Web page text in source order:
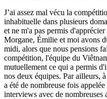
J’ai assez mal vécu la
inhabituelle dans plusieurs
et ne m'a pas permis
Morgane, Émilie et moi avons
midi, alors que nous pensions
compétition, l'équipe du
mutuellement ce qui a permis
nos deux équipes. Par ailleurs,
a été de nombreuse fois
interviews avec de nombreuses